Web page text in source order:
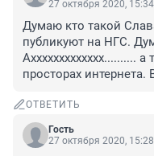
27 октября 2020, 15:34
Думаю кто такой
публикуют на НГС.
Аххххххххххххх..........
просторах
ОТВЕТИТЬ
Гость
27 октября 2020, 15:28